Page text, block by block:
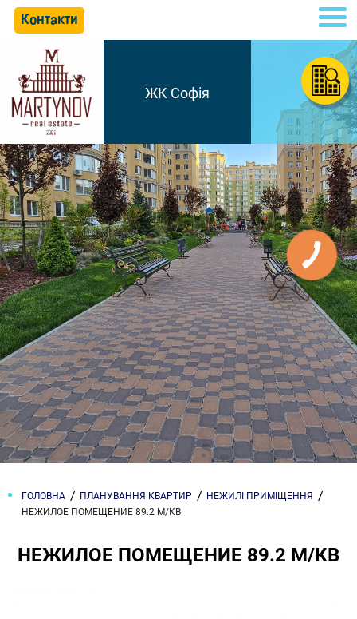
Контакти
ЖК Софія
ГОЛОВНА ПЛАНУВАННЯ КВАРТИР
НЕЖИЛІ ПРИМІЩЕННЯ
НЕЖИЛОЕ ПОМЕЩЕНИЕ 89.2 М/КВ
НЕЖИЛОЕ ПОМЕЩЕНИЕ 89.2 М/КВ